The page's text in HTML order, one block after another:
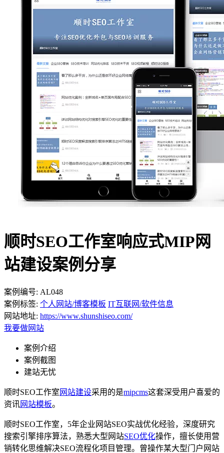
顺时SEO工作室响应式MIP网
站建设案例分享
案例编号: AL048
案例标签: 个人网站/博客模板 IT互联网/软件信息
网站地址: https://www.shunshiseo.com/
我要做网站
案例介绍
案例截图
建站无忧
顺时SEO工作室 网站建设采用的是mipcms这套深受用户喜爱的
资讯网站模板。
顺时SEO工作室，5年企业网站SEO实战优化经验，深度研究
搜索引擎排序算法，熟悉大型网站SEO优化操作，擅长使用营
销转化思维解决SEO流程化项目管理。曾操作某大型门户网站